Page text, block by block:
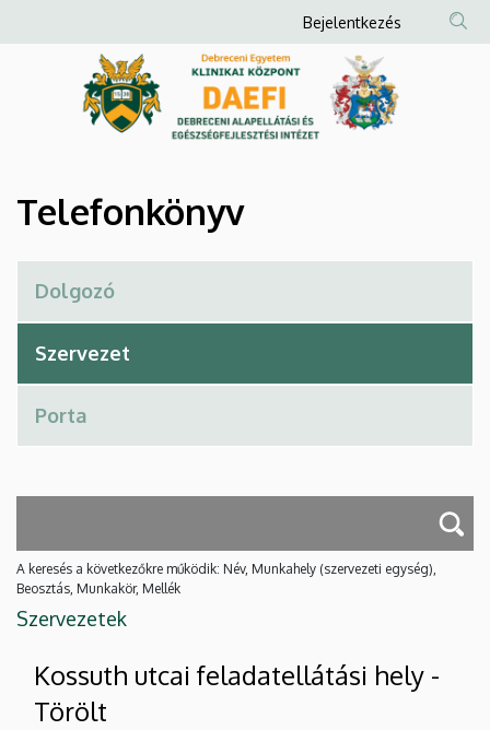
Debreceni
és
Egészségfejlesztési
Intézet
a
Anonim
Felhasználói
fiók
menüje
Bejelentkezés
Telefonkönyv
A keresés a következőkre működik: Név, Munkahely (szervezeti egység),
Beosztás, Munkakör, Mellék
Szervezetek
Kossuth utcai feladatellátási hely -
Törölt